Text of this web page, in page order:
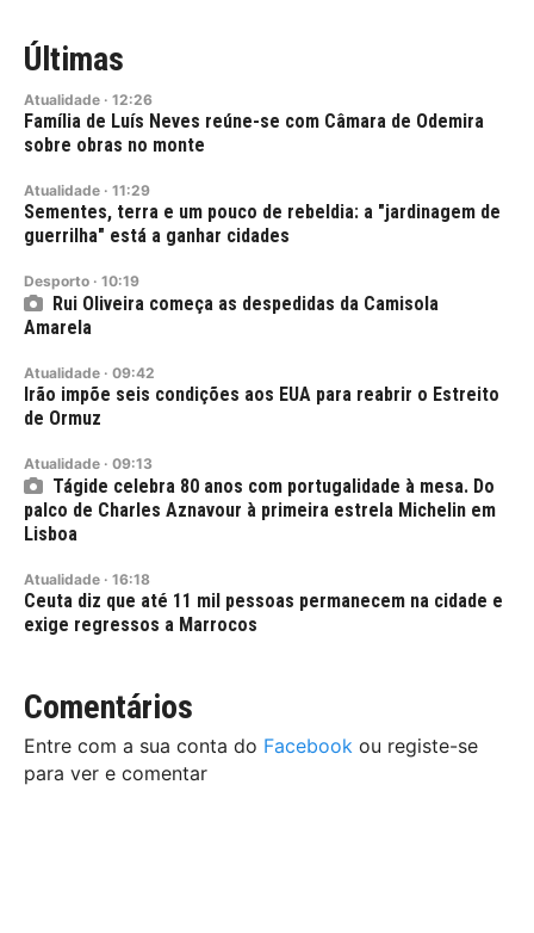
Últimas
Atualidade · 12:26
Família de Luís Neves reúne-se com Câmara de Odemira
sobre obras no monte
Atualidade · 11:29
Sementes, terra e um pouco de rebeldia: a "jardinagem de
guerrilha" está a ganhar cidades
Desporto · 10:19
Rui Oliveira começa as despedidas da Camisola
Amarela
Atualidade · 09:42
Irão impõe seis condições aos EUA para reabrir o Estreito
de Ormuz
Atualidade · 09:13
Tágide celebra 80 anos com portugalidade à mesa. Do
palco de Charles Aznavour à primeira estrela Michelin em
Lisboa
Atualidade · 16:18
Ceuta diz que até 11 mil pessoas permanecem na cidade e
exige regressos a Marrocos
Comentários
Entre com a sua conta do Facebook ou registe-se
para ver e comentar